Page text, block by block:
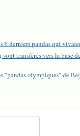
6 derniers pandas qui
transférés vers la base
"pandas olympiques" de